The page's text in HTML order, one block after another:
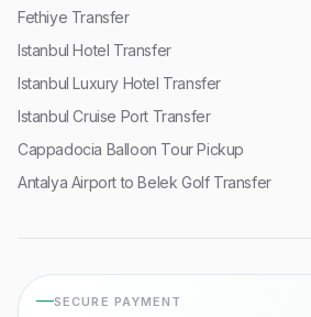
Fethiye Transfer
Istanbul Hotel Transfer
Istanbul Luxury Hotel Transfer
Istanbul Cruise Port Transfer
Cappadocia Balloon Tour Pickup
Antalya Airport to Belek Golf Transfer
SECURE PAYMENT